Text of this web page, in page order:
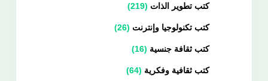
كتب تطوير الذات 219
كتب تكنولوجيا وإنترنت 26
كتب ثقافة جنسية 16
كتب ثقافية وفكرية 64